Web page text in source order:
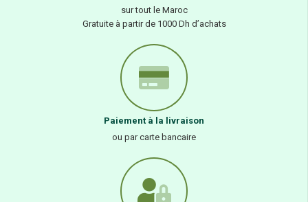
sur tout le Maroc
Gratuite à partir de 1000 Dh d’achats
Paiement à la livraison
ou par carte bancaire